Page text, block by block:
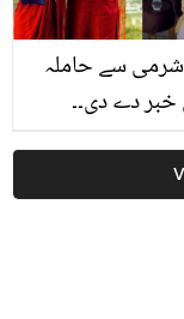
شرمی سے حاملہ
دے دی۔۔
اور سمیع رشید
لئے